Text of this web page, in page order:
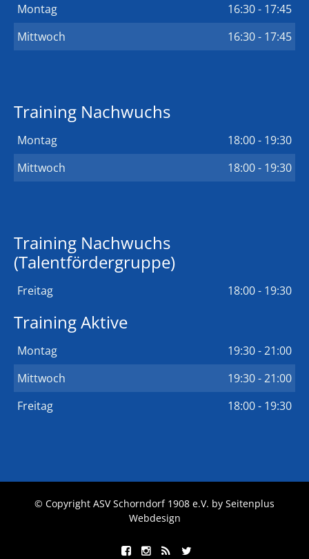
Montag
16:30 - 17:45
Mittwoch
16:30 - 17:45
Training Nachwuchs
Montag
18:00 - 19:30
Mittwoch
18:00 - 19:30
Training Nachwuchs
(Talentfördergruppe)
Freitag 18:00 - 19:30
Training Aktive
Montag
19:30 - 21:00
Mittwoch
19:30 - 21:00
Freitag
18:00 - 19:30
© Copyright ASV Schorndorf 1908 e.V. by Seitenplus
Webdesign